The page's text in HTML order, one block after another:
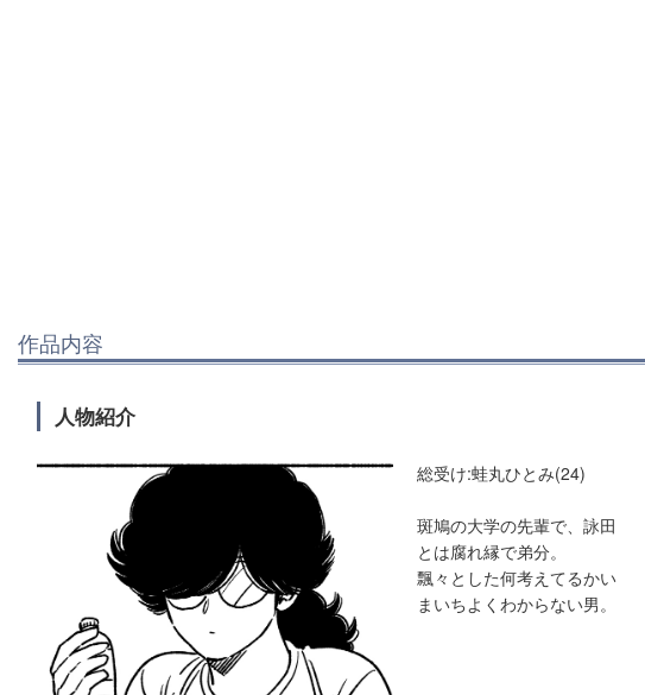
作品内容
人物紹介
総受け:蛙丸ひとみ(24)
斑鳩の大学の先輩で、詠田
とは腐れ縁で弟分。
飄々とした何考えてるかい
まいちよくわからない男。